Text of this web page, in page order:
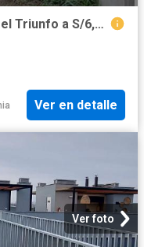
Casa en alquiler en Villa Maria Del Triunfo a S/6,500 al mes
Ver en detalle
Ver foto